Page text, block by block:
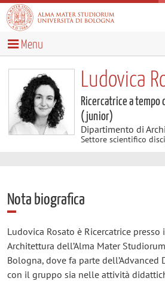
Menu
Ludovica
Ricercatrice a
(junior)
Dipartimento di
Settore scientifico
Nota biografica
Ludovica Rosato è Ricercatrice
Architettura dell’Alma Mater
Bologna, dove fa parte dell’Advanced
con il gruppo sia nelle attività